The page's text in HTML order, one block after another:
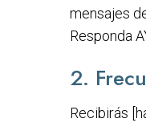
mensajes
Responda
2.
Recibirás